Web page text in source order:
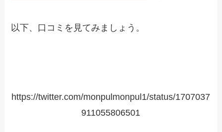
以下、口コミを見てみましょう。
https://twitter.com/monpulmonpul1/status/1707037
911055806501